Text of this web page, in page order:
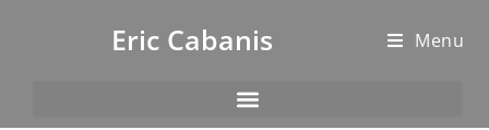
Eric Cabanis Menu